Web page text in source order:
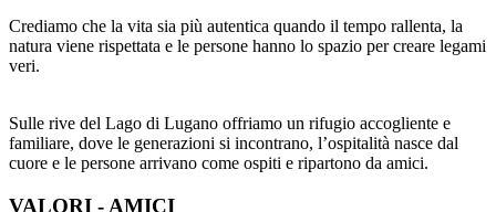
Crediamo che la vita sia più autentica quando il tempo rallenta, la
natura viene rispettata e le persone hanno lo spazio per creare legami
veri.
Sulle rive del Lago di Lugano offriamo un rifugio accogliente e
familiare, dove le generazioni si incontrano, l’ospitalità nasce dal
cuore e le persone arrivano come ospiti e ripartono da amici.
VALORI - AMICI